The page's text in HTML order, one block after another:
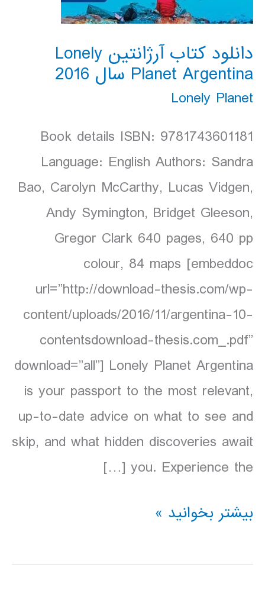
دانلود کتاب آرژانتین Lonely
Planet Argentina سال 2016
Lonely Planet
Book details ISBN: 9781743601181
Language: English Authors: Sandra
Bao, Carolyn McCarthy, Lucas Vidgen,
Andy Symington, Bridget Gleeson,
Gregor Clark 640 pages, 640 pp
colour, 84 maps [embeddoc
url=”http://download-thesis.com/wp-
content/uploads/2016/11/argentina-10-
contentsdownload-thesis.com_.pdf”
download=”all”] Lonely Planet Argentina
is your passport to the most relevant,
up-to-date advice on what to see and
skip, and what hidden discoveries await
you. Experience the […]
دانلود
آرژانتین
بیشتر بخوانید »